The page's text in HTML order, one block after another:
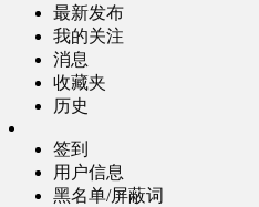
最新发布
我的关注
消息
收藏夹
历史
签到
用户信息
黑名单/屏蔽词